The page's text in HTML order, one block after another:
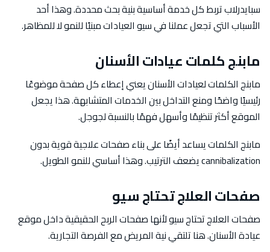
سبايدرلاب تربط كل خدمة أساسية بنية بحث محددة. وهذا أحد
الأسباب التي تجعل عملنا في سيو العيادات مبنيًا للنمو لا للمظاهر.
مابنج كلمات عيادات الأسنان
مابنج الكلمات لعيادات الأسنان يعني إعطاء كل صفحة موضوعًا
رئيسيًا واضحًا ومنع التداخل بين الخدمات المتشابهة. هذا يجعل
الموقع أكثر تنظيمًا وأسهل فهمًا بالنسبة لجوجل.
مابنج الكلمات يساعد أيضًا على بناء صفحات علاجية قوية بدون
cannibalization يضعف الترتيب. وهذا أساسي للنمو الطويل.
صفحات العلاج تحتاج سيو
صفحات العلاج تحتاج سيو لأنها صفحات الربح الحقيقية داخل موقع
عيادة الأسنان. هنا تلتقي نية المريض مع الفرصة التجارية.